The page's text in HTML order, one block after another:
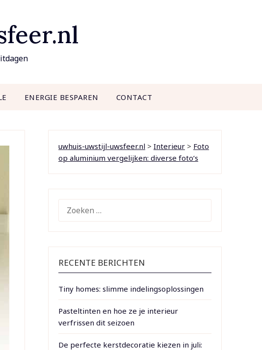
ENERGIE BESPAREN CONTACT
uwhuis-uwstijl-uwsfeer.nl> Interieur> Foto
op aluminium vergelijken: diverse foto’s
NAAR:
RECENTE BERICHTEN
Tiny homes: slimme indelingsoplossingen
Pasteltinten en hoe ze je interieur
verfrissen dit seizoen
De perfecte kerstdecoratie kiezen in juli: